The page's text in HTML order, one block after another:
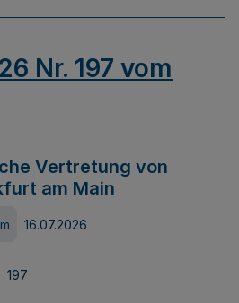
Nr. 197 vom
Vertretung von
am Main
16.07.2026
197